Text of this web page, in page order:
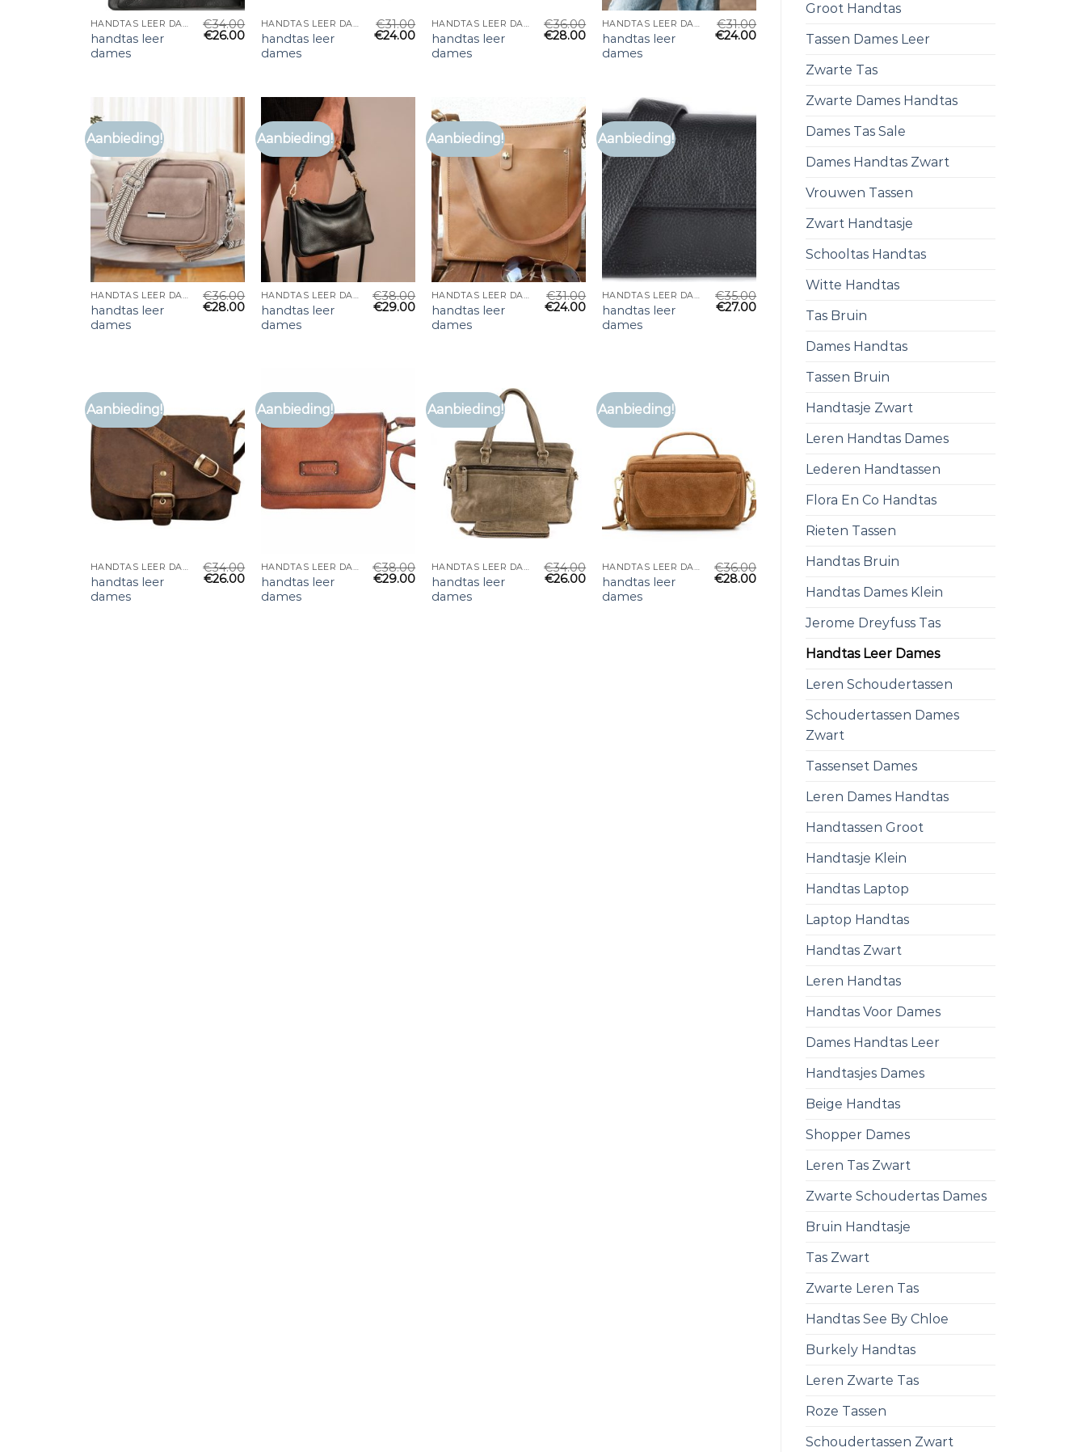
Groot Handtas
Tassen Dames Leer
Zwarte Tas
Zwarte Dames Handtas
Dames Tas Sale
Dames Handtas Zwart
Vrouwen Tassen
Zwart Handtasje
Schooltas Handtas
Witte Handtas
Tas Bruin
Dames Handtas
Tassen Bruin
Handtasje Zwart
Leren Handtas Dames
Lederen Handtassen
Flora En Co Handtas
Rieten Tassen
Handtas Bruin
Handtas Dames Klein
Jerome Dreyfuss Tas
Handtas Leer Dames
Leren Schoudertassen
Schoudertassen Dames
Zwart
Tassenset Dames
Leren Dames Handtas
Handtassen Groot
Handtasje Klein
Handtas Laptop
Laptop Handtas
Handtas Zwart
Leren Handtas
Handtas Voor Dames
Dames Handtas Leer
Handtasjes Dames
Beige Handtas
Shopper Dames
Leren Tas Zwart
Zwarte Schoudertas Dames
Bruin Handtasje
Tas Zwart
Zwarte Leren Tas
Handtas See By Chloe
Burkely Handtas
Leren Zwarte Tas
Roze Tassen
Schoudertassen Zwart
HANDTAS LEER DAMES
handtas leer
dames
€34.00
€26.00
HANDTAS LEER DAMES
handtas leer
dames
€31.00
€24.00
HANDTAS LEER DAMES
handtas leer
dames
€36.00
€28.00
HANDTAS LEER DAMES
handtas leer
dames
€31.00
€24.00
Aanbieding!
HANDTAS LEER DAMES
handtas leer
dames
€36.00
€28.00
Aanbieding!
HANDTAS LEER DAMES
handtas leer
dames
€38.00
€29.00
Aanbieding!
HANDTAS LEER DAMES
handtas leer
dames
€31.00
€24.00
Aanbieding!
HANDTAS LEER DAMES
handtas leer
dames
€35.00
€27.00
Aanbieding!
HANDTAS LEER DAMES
handtas leer
dames
€34.00
€26.00
Aanbieding!
HANDTAS LEER DAMES
handtas leer
dames
€38.00
€29.00
Aanbieding!
HANDTAS LEER DAMES
handtas leer
dames
€34.00
€26.00
Aanbieding!
HANDTAS LEER DAMES
handtas leer
dames
€36.00
€28.00